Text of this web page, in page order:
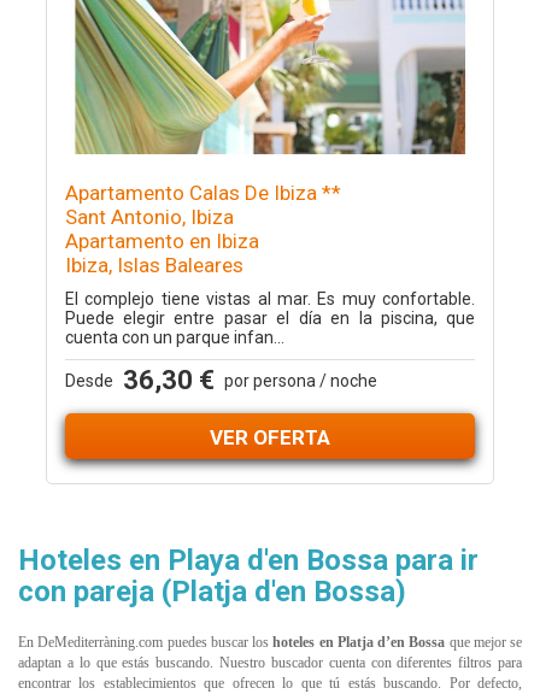
Apartamento Calas De Ibiza **
Sant Antonio, Ibiza
Apartamento en Ibiza
Ibiza, Islas Baleares
El complejo tiene vistas al mar. Es muy confortable.
Puede elegir entre pasar el día en la piscina, que
cuenta con un parque infan...
Desde 36,30 € por persona / noche
VER OFERTA
Hoteles en Playa d'en Bossa para ir
con pareja (Platja d'en Bossa)
En DeMediterràning.com puedes buscar loshoteles en Platja d’en Bossa que mejor se
adaptan a lo que estás buscando. Nuestro buscador cuenta con diferentes filtros para
encontrar los establecimientos que ofrecen lo que tú estás buscando. Por defecto,